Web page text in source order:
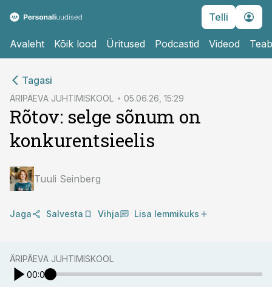
Telli
Avaleht Kõik lood Üritused Podcastid Videod
Tagasi
ÄRIPÄEVA JUHTIMISKOOL 05.06.26, 15:29
Rõtov: selge sõnum on
konkurentsieelis
Tuuli Seinberg
Jaga Salvesta Vihja Lisa lemmikuks
ÄRIPÄEVA JUHTIMISKOOL
00:00